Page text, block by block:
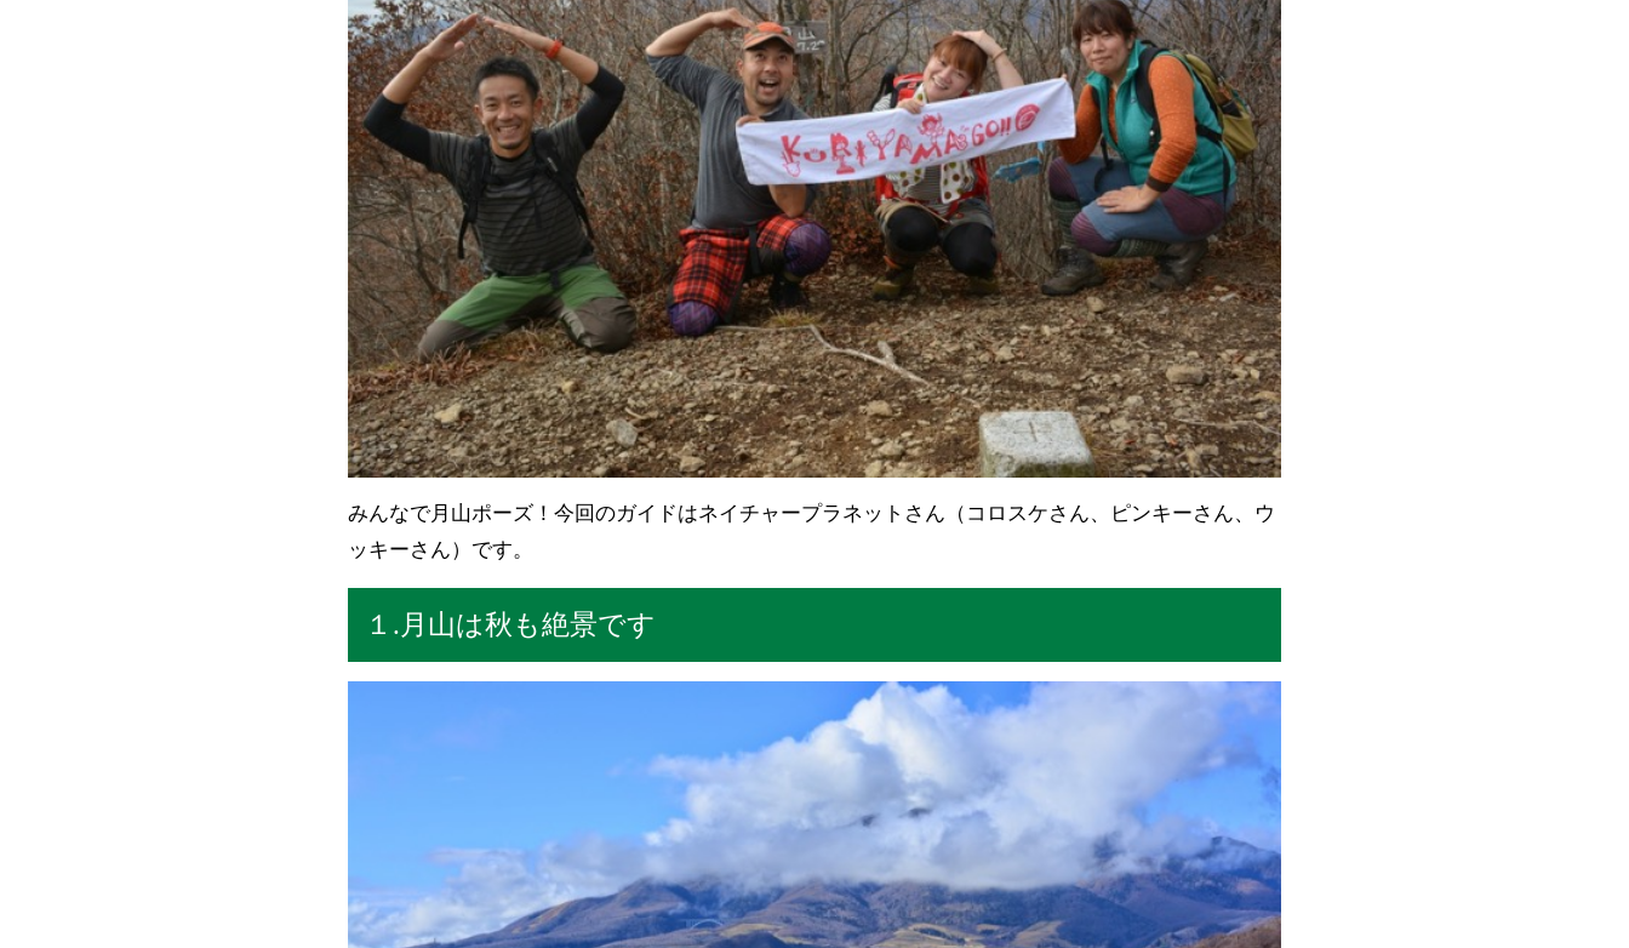
みんなで月山ポーズ！今回のガイドはネイチャープラネットさん（コロスケさん、ピンキーさん、ウ
ッキーさん）です。
１.月山は秋も絶景です